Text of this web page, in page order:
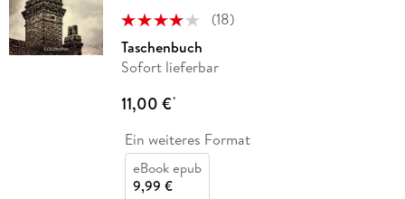
(18)
Taschenbuch
Sofort lieferbar
11,00 €*
Ein weiteres Format
eBook epub
9,99 €